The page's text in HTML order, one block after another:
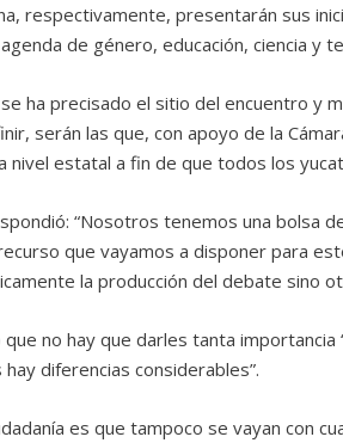
respectivamente, presentarán sus
de género, educación, ciencia y
ha precisado el sitio del encuentro y
serán las que, con apoyo de la
nivel estatal a fin de que todos los
“Nosotros tenemos una bolsa
que vayamos a disponer para
la producción del debate sino
no hay que darles tanta
diferencias considerables”.
es que tampoco se vayan con